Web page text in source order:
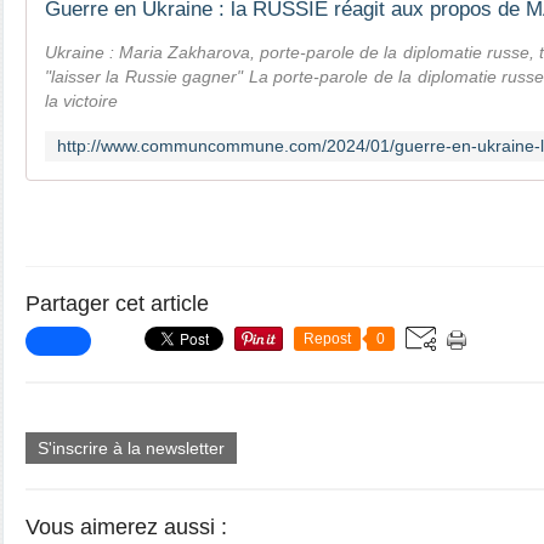
Ukraine : Maria Zakharova, porte-parole de la diplomatie russe,
"laisser la Russie gagner" La porte-parole de la diplomatie
la victoire
Partager cet article
Repost 0
S'inscrire à la newsletter
Vous aimerez aussi :